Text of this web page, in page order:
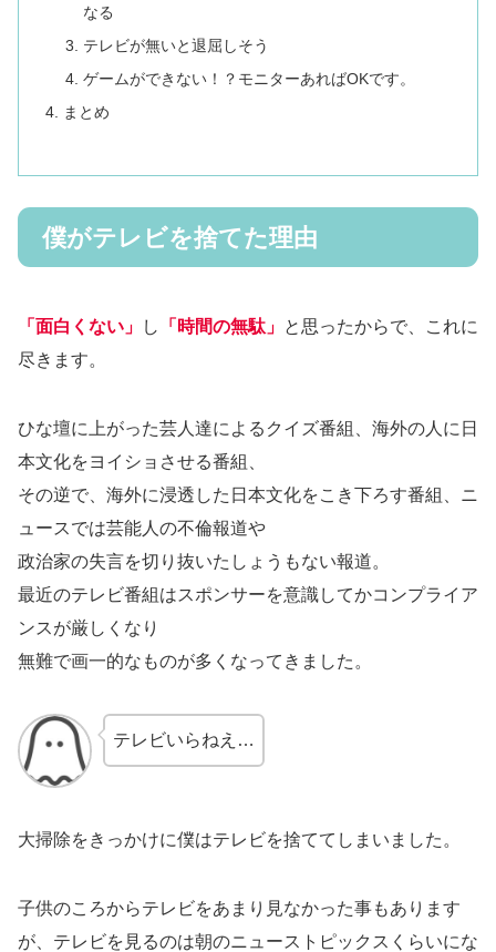
なる
テレビが無いと退屈しそう
ゲームができない！？モニターあればOKです。
まとめ
僕がテレビを捨てた理由
「面白くない」 し 「時間の無駄」 と思ったからで、これに
尽きます。
ひな壇に上がった芸人達によるクイズ番組、海外の人に日
本文化をヨイショさせる番組、
その逆で、海外に浸透した日本文化をこき下ろす番組、ニ
ュースでは芸能人の不倫報道や
政治家の失言を切り抜いたしょうもない報道。
最近のテレビ番組はスポンサーを意識してかコンプライア
ンスが厳しくなり
無難で画一的なものが多くなってきました。
テレビいらねえ…
大掃除をきっかけに僕はテレビを捨ててしまいました。
子供のころからテレビをあまり見なかった事もあります
が、テレビを見るのは朝のニューストピックスくらいにな